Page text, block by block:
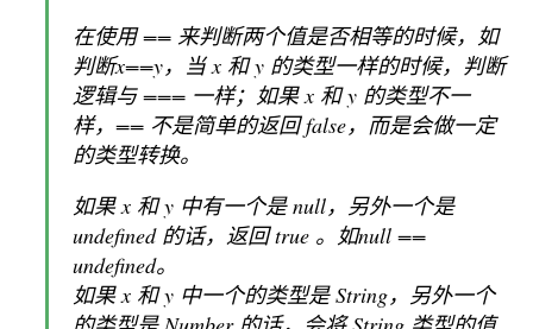
在使用 == 来判断两个值是否相等的时候，如
判断x==y，当 x 和 y 的类型一样的时候，判断
逻辑与 === 一样；如果 x 和 y 的类型不一
样，== 不是简单的返回 false，而是会做一定
的类型转换。
如果 x 和 y 中有一个是 null，另外一个是
undefined 的话，返回 true 。如null ==
undefined。
如果 x 和 y 中一个的类型是 String，另外一个